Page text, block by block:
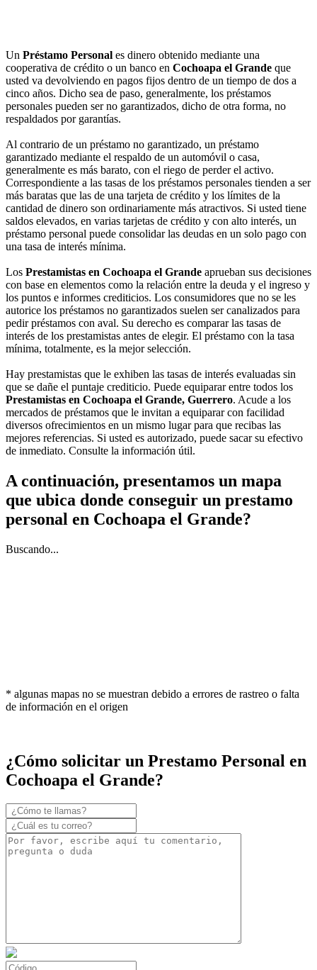
Un Préstamo Personal es dinero obtenido mediante una
cooperativa de crédito o un banco en Cochoapa el Grande que
usted va devolviendo en pagos fijos dentro de un tiempo de dos a
cinco años. Dicho sea de paso, generalmente, los préstamos
personales pueden ser no garantizados, dicho de otra forma, no
respaldados por garantías.
Al contrario de un préstamo no garantizado, un préstamo
garantizado mediante el respaldo de un automóvil o casa,
generalmente es más barato, con el riego de perder el activo.
Correspondiente a las tasas de los préstamos personales tienden a ser
más baratas que las de una tarjeta de crédito y los límites de la
cantidad de dinero son ordinariamente más atractivos. Si usted tiene
saldos elevados, en varias tarjetas de crédito y con alto interés, un
préstamo personal puede consolidar las deudas en un solo pago con
una tasa de interés mínima.
Los Prestamistas en Cochoapa el Grande aprueban sus decisiones
con base en elementos como la relación entre la deuda y el ingreso y
los puntos e informes crediticios. Los consumidores que no se les
autorice los préstamos no garantizados suelen ser canalizados para
pedir préstamos con aval. Su derecho es comparar las tasas de
interés de los prestamistas antes de elegir. El préstamo con la tasa
mínima, totalmente, es la mejor selección.
Hay prestamistas que le exhiben las tasas de interés evaluadas sin
que se dañe el puntaje crediticio. Puede equiparar entre todos los
Prestamistas en Cochoapa el Grande, Guerrero. Acude a los
mercados de préstamos que le invitan a equiparar con facilidad
diversos ofrecimientos en un mismo lugar para que recibas las
mejores referencias. Si usted es autorizado, puede sacar su efectivo
de inmediato. Consulte la información útil.
A continuación, presentamos un mapa
que ubica donde conseguir un prestamo
personal en Cochoapa el Grande?
Buscando...
* algunas mapas no se muestran debido a errores de rastreo o falta
de información en el origen
¿Cómo solicitar un Prestamo Personal en
Cochoapa el Grande?